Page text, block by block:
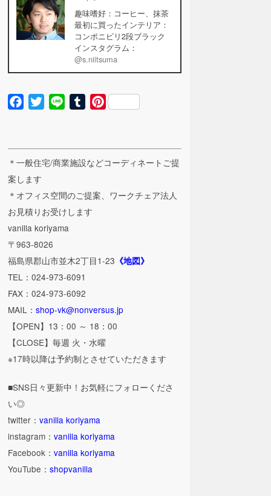
趣味嗜好：コーヒー、抹茶
最初に買ったインテリア：
コンポニビリ2段ブラック
インスタグラム：
@s.niitsuma
Facebook
Twitter Line TumblrPinterest
＊一般住宅/商業施設などコーディネートご提
案します
＊オフィス空間のご提案、ワークチェア法人
お見積りお受けします
vanilla koriyama
〒963-8026
福島県郡山市並木2丁目1-23 《地図》
TEL：024-973-6091
FAX：024-973-6092
MAIL：shop-vk@nonversus.jp
【OPEN】13：00 ～ 18：00
【CLOSE】毎週 火・水曜
※17時以降は予約制とさせていただきます
■SNS日々更新中！お気軽にフォローくださ
い◎
twitter：vanilla koriyama
instagram：vanilla koriyama
Facebook：vanilla koriyama
YouTube：shopvanilla